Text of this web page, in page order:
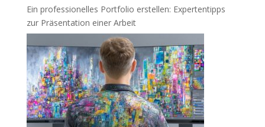
Ein professionelles Portfolio erstellen: Expertentipps
zur Präsentation einer Arbeit